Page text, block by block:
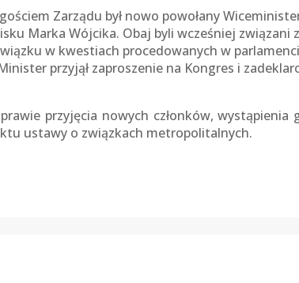
Zarządu był nowo powołany
Marka Wójcika. Obaj byli wcześniej związani
w kwestiach procedowanych w
przyjął zaproszenie na Kongres i
przyjęcia nowych członków, wystąpienia
ustawy o związkach metropolitalnych.